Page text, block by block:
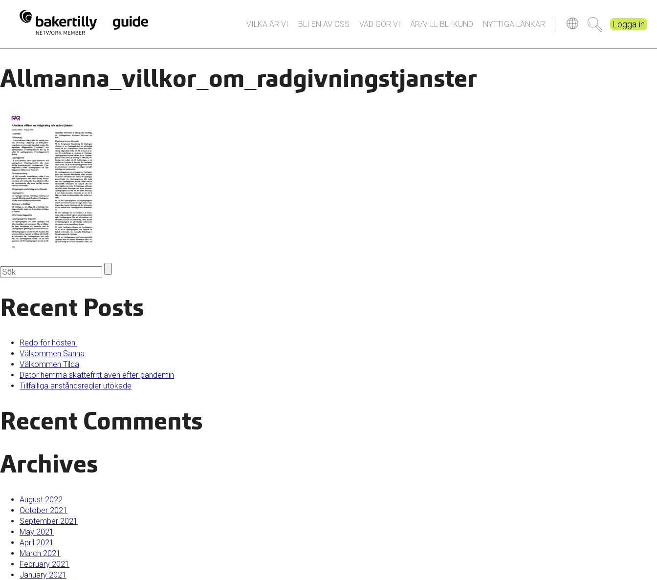
VILKA ÄR VI BLI EN AV OSS VAD GÖR VI ÄR/VILL BLI KUND NYTTIGA LÄNKAR Logga in
Allmanna_villkor_om_radgivningstjanster
Recent Posts
Redo för hösten!
Välkommen Sanna
Välkommen Tilda
Dator hemma skattefritt även efter pandemin
Tillfälliga anståndsregler utökade
Recent Comments
Archives
August 2022
October 2021
September 2021
May 2021
April 2021
March 2021
February 2021
January 2021